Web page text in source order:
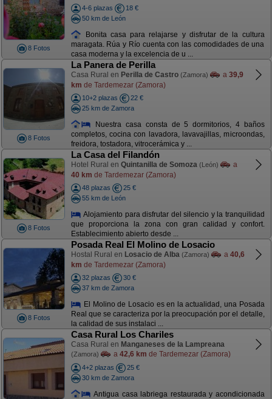
8 Fotos
4-6 plazas
18 €
50 km de León
Bonita casa para relajarse y disfrutar de la cultura
maragata. Rúa y Río cuenta con las comodidades de una
casa moderna y la excelencia de u ...
8 Fotos
La Panera de Perilla
Casa Rural en Perilla de Castro (Zamora) a 39,9
km de Tardemezar (Zamora)
10+2 plazas
22 €
25 km de Zamora
Nuestra casa consta de 5 dormitorios, 4 baños
completos, cocina con lavadora, lavavajillas, microondas,
freidora, tostadora, vitrocerámica y ...
8 Fotos
La Casa del Filandón
Hotel Rural en Quintanilla de Somoza (León)
a
40 km de Tardemezar (Zamora)
48 plazas
25 €
55 km de León
Alojamiento para disfrutar del silencio y la tranquilidad
que proporciona la zona con gran calidad y confort.
Establecimiento abierto desde ...
8 Fotos
Posada Real El Molino de Losacio
Hostal Rural en Losacio de Alba (Zamora) a 40,6
km de Tardemezar (Zamora)
32 plazas
30 €
37 km de Zamora
El Molino de Losacio es en la actualidad, una Posada
Real que se caracteriza por la preocupación por el detalle,
la calidad de sus instalaci ...
Casa Rural Los Chariles
Casa Rural en Manganeses de la Lampreana
(Zamora) a 42,6 km de Tardemezar (Zamora)
4+2 plazas
25 €
30 km de Zamora
Antigua casa labriega restaurada y acondicionada